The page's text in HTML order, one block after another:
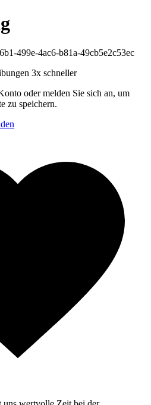
499e-4ac6-b81a-49cb5e2c53ec
3x schneller
oder melden Sie sich an, um
zu speichern.